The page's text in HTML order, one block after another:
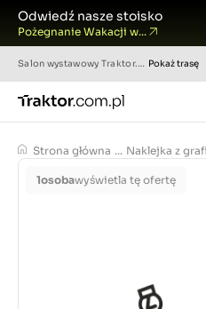
Odwiedź nasze stoisko
Pożegnanie Wakacji w...
Salon wystawowy Traktor.com.pl Pokaż trasę
Strona główna ... Naklejka z
1osobawyświetla tę ofertę